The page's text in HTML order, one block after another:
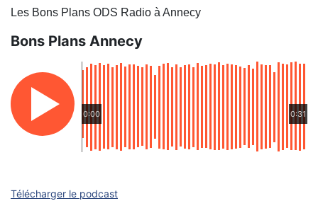
Les Bons Plans ODS Radio à Annecy
Bons Plans Annecy
0:00 0:31
Télécharger le podcast